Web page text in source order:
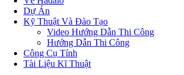
Dự Án
Kỹ Thuật Và Đào Tạo
Video Hướng Dẫn Thi Công
Hướng Dẫn Thi Công
Công Cụ Tính
Tài Liệu Kĩ Thuật